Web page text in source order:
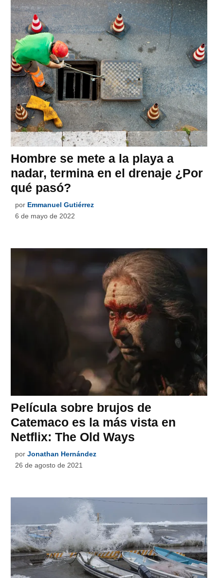
Hombre se mete a la playa a
nadar, termina en el drenaje ¿Por
qué pasó?
por Emmanuel Gutiérrez
6 de mayo de 2022
Película sobre brujos de
Catemaco es la más vista en
Netflix: The Old Ways
por Jonathan Hernández
26 de agosto de 2021